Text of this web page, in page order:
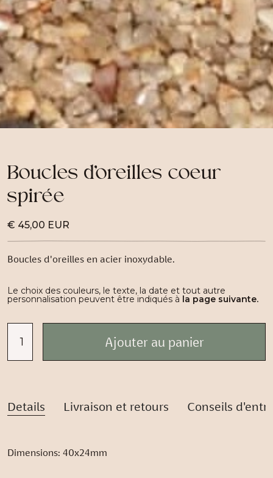
Boucles d'oreilles coeur
spirée
€ 45,00 EUR
Boucles d'oreilles en acier inoxydable.
Le choix des couleurs, le texte, la date et tout autre
personnalisation peuvent être indiqués à la page suivante.
Details Livraison et retours Conseils
Dimensions: 40x24mm